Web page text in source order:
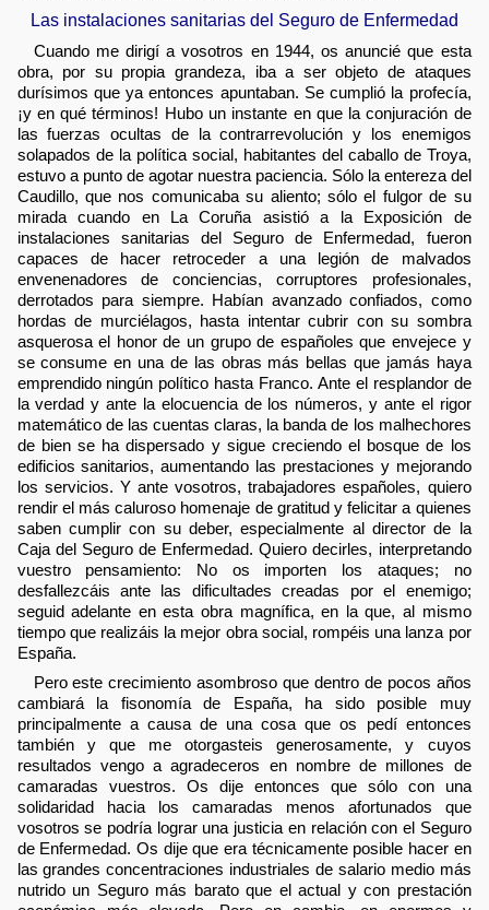
Las instalaciones sanitarias del Seguro de Enfermedad
Cuando me dirigí a vosotros en 1944, os anuncié que esta
obra, por su propia grandeza, iba a ser objeto de ataques
durísimos que ya entonces apuntaban. Se cumplió la profecía,
¡y en qué términos! Hubo un instante en que la conjuración de
las fuerzas ocultas de la contrarrevolución y los enemigos
solapados de la política social, habitantes del caballo de Troya,
estuvo a punto de agotar nuestra paciencia. Sólo la entereza del
Caudillo, que nos comunicaba su aliento; sólo el fulgor de su
mirada cuando en La Coruña asistió a la Exposición de
instalaciones sanitarias del Seguro de Enfermedad, fueron
capaces de hacer retroceder a una legión de malvados
envenenadores de conciencias, corruptores profesionales,
derrotados para siempre. Habían avanzado confiados, como
hordas de murciélagos, hasta intentar cubrir con su sombra
asquerosa el honor de un grupo de españoles que envejece y
se consume en una de las obras más bellas que jamás haya
emprendido ningún político hasta Franco. Ante el resplandor de
la verdad y ante la elocuencia de los números, y ante el rigor
matemático de las cuentas claras, la banda de los malhechores
de bien se ha dispersado y sigue creciendo el bosque de los
edificios sanitarios, aumentando las prestaciones y mejorando
los servicios. Y ante vosotros, trabajadores españoles, quiero
rendir el más caluroso homenaje de gratitud y felicitar a quienes
saben cumplir con su deber, especialmente al director de la
Caja del Seguro de Enfermedad. Quiero decirles, interpretando
vuestro pensamiento: No os importen los ataques; no
desfallezcáis ante las dificultades creadas por el enemigo;
seguid adelante en esta obra magnífica, en la que, al mismo
tiempo que realizáis la mejor obra social, rompéis una lanza por
España.
Pero este crecimiento asombroso que dentro de pocos años
cambiará la fisonomía de España, ha sido posible muy
principalmente a causa de una cosa que os pedí entonces
también y que me otorgasteis generosamente, y cuyos
resultados vengo a agradeceros en nombre de millones de
camaradas vuestros. Os dije entonces que sólo con una
solidaridad hacia los camaradas menos afortunados que
vosotros se podría lograr una justicia en relación con el Seguro
de Enfermedad. Os dije que era técnicamente posible hacer en
las grandes concentraciones industriales de salario medio más
nutrido un Seguro más barato que el actual y con prestación